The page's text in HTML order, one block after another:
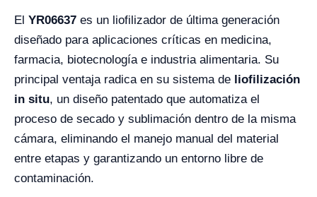
El YR06637 es un liofilizador de última generación
diseñado para aplicaciones críticas en medicina,
farmacia, biotecnología e industria alimentaria. Su
principal ventaja radica en su sistema de liofilización
in situ, un diseño patentado que automatiza el
proceso de secado y sublimación dentro de la misma
cámara, eliminando el manejo manual del material
entre etapas y garantizando un entorno libre de
contaminación.